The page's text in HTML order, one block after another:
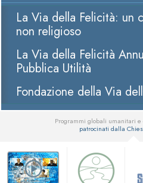
La Via della Felicità: un
non religioso
La Via della Felicità
Pubblica Utilità
Fondazione della Via
Programmi globali umanitari
patrocinati dalla